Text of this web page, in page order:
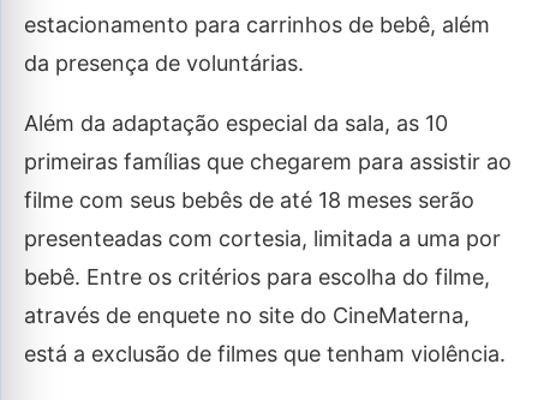
estacionamento para carrinhos de bebê, além
da presença de voluntárias.
Além da adaptação especial da sala, as 10
primeiras famílias que chegarem para assistir ao
filme com seus bebês de até 18 meses serão
presenteadas com cortesia, limitada a uma por
bebê. Entre os critérios para escolha do filme,
através de enquete no site do CineMaterna,
está a exclusão de filmes que tenham violência.